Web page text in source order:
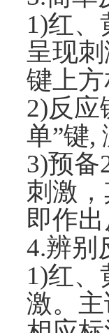
1)红、
呈现
键上
2)反应
单”键,
3)预备
刺激
即作
4.辨别
1)红、
激。